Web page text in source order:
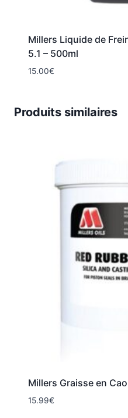
Millers Liquide de
5.1 – 500ml
15.00€
Produits similaires
Millers Graisse en
15.99€